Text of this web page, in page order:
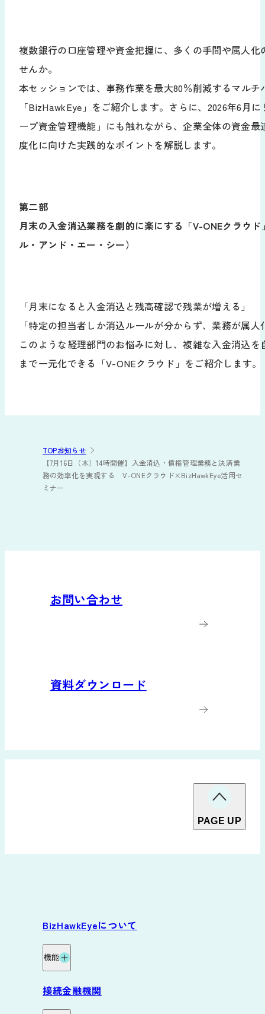
複数銀行の口座管理や資金把握に、多くの手間や属人化
せんか。
本セッションでは、事務作業を最大80％削減するマルチ
「BizHawkEye」をご紹介します。さらに、2026年6月
ープ資金管理機能」にも触れながら、企業全体の資金最
度化に向けた実践的なポイントを解説します。
第二部
月末の入金消込業務を劇的に楽にする「V-ONEクラウ
ル・アンド・エー・シー）
「月末になると入金消込と残高確認で残業が増える」
「特定の担当者しか消込ルールが分からず、業務が属
このような経理部門のお悩みに対し、複雑な入金消込
まで一元化できる「V-ONEクラウド」をご紹介します。
TOPお知らせ
【7月16日（木）14時開催】入金消込・債権管理業務と決済業
務の効率化を実現する V-ONEクラウド×BizHawkEye活用セ
ミナー
お問い合わせ
資料ダウンロード
PAGE UP
BizHawkEyeについて
機能
機能
接続金融機関